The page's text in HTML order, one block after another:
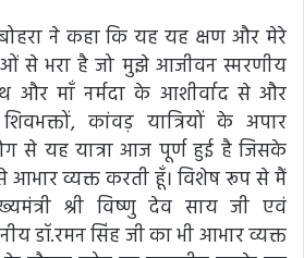
ने कहा कि यह यह क्षण और मेरे
से भरा है जो मुझे आजीवन स्मरणीय
और माँ नर्मदा के आशीर्वाद से और
कांवड़ यात्रियों के अपार
से यह यात्रा आज पूर्ण हुई है जिसके
व्यक्त करती हूँ। विशेष रूप से मैं
श्री विष्णु देव साय जी एवं
डॉ.रमन सिंह जी का भी आभार व्यक्त